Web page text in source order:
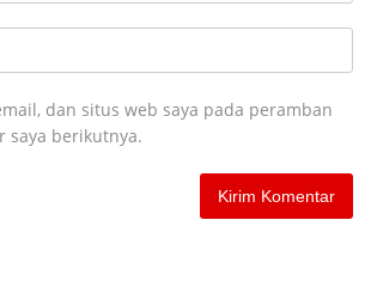
dan situs web saya pada peramban
saya berikutnya.